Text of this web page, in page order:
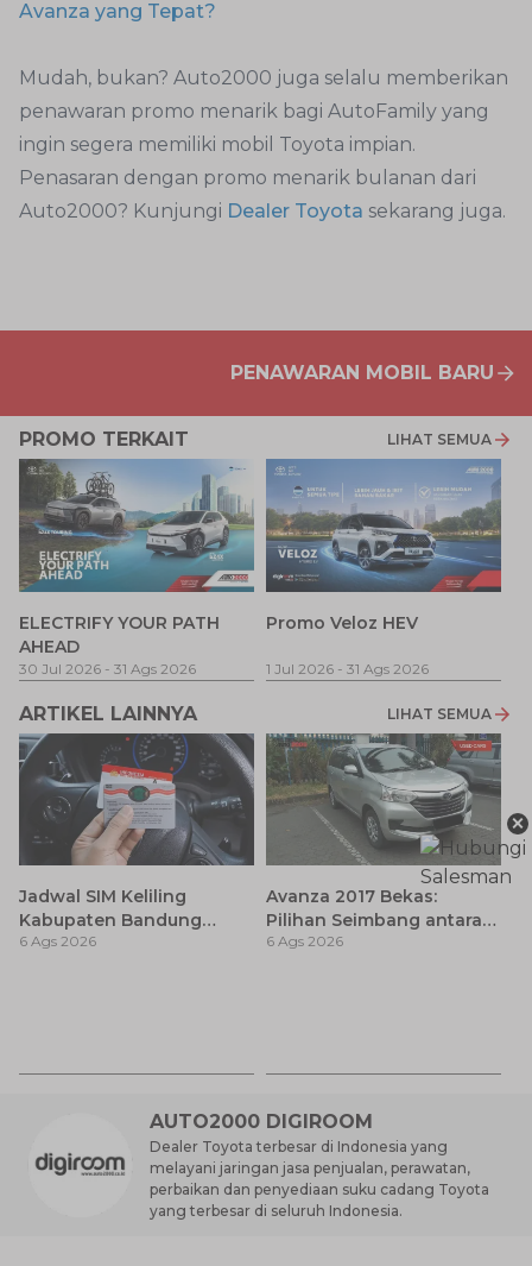
Avanza yang Tepat?
Mudah, bukan? Auto2000 juga selalu memberikan
penawaran promo menarik bagi AutoFamily yang
ingin segera memiliki mobil Toyota impian.
Penasaran dengan promo menarik bulanan dari
Auto2000? Kunjungi Dealer Toyota sekarang juga.
PENAWARAN MOBIL BARU
PROMO TERKAIT LIHAT SEMUA
ELECTRIFY YOUR PATH
AHEAD
30 Jul 2026 - 31 Ags 2026
Promo Veloz HEV
1 Jul 2026 - 31 Ags 2026
ARTIKEL LAINNYA LIHAT SEMUA
Jadwal SIM Keliling
Kabupaten Bandung
Terbaru 2026 dan
6 Ags 2026
Avanza 2017 Bekas:
Pilihan Seimbang antara
Harga dan Fitur Modern
6 Ags 2026
AUTO2000 DIGIROOM
Dealer Toyota terbesar di Indonesia yang
melayani jaringan jasa penjualan, perawatan,
perbaikan dan penyediaan suku cadang Toyota
yang terbesar di seluruh Indonesia.
×